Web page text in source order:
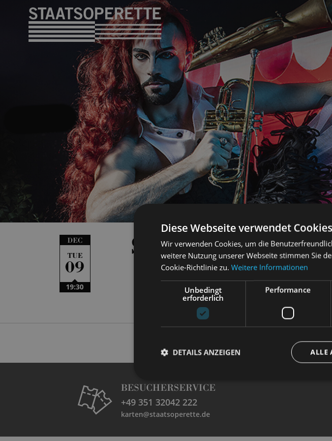
DEC
TUE
09
19:30
SCHALL UND
BESUCHERSERVICE
+49 351 32042 222
karten@staatsoperette.de
Diese Webseite verwendet
Wir verwenden Cookies, um die
weitere Nutzung unserer Webseite stimmen Sie
Cookie-Richtlinie zu. Weitere Informationen
Unbedingt
erforderlich
Performance
ALLE
DETAILS ANZEIGEN